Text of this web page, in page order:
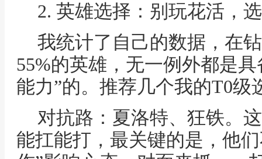
2. 英雄选择：别玩花活，
我统计了自己的数据，在
55%的英雄，无一例外都是
能力”的。推荐几个我的T0级
对抗路：夏洛特、狂铁。
能扛能打，最关键的是，他